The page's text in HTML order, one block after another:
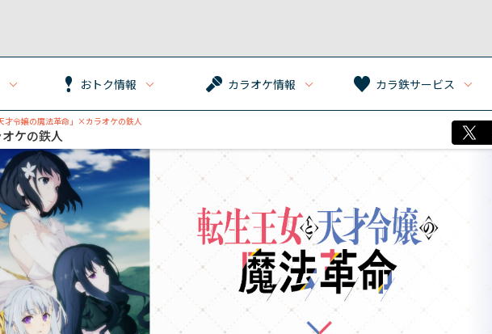
おトク情報 カラオケ情報 カラ鉄サービス
才令嬢の魔法革命」×カラオケの鉄人
ケの鉄人